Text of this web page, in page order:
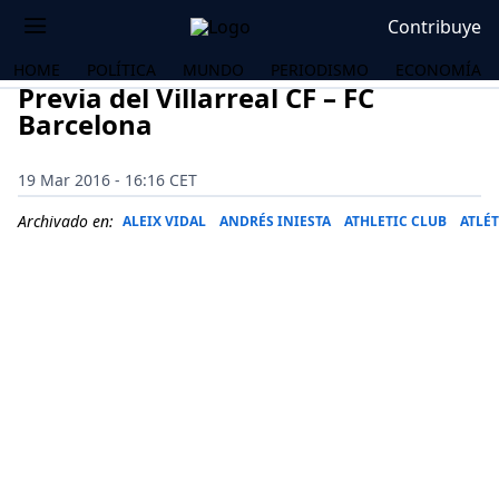
Contribuye
HOME POLÍTICA MUNDO PERIODISMO ECONOMÍA
Previa del Villarreal CF – FC
Barcelona
19 Mar 2016 - 16:16 CET
Archivado en: ALEIX VIDAL ANDRÉS INIESTA ATHLETIC CLUB